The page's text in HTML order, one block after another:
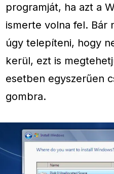
programját, ha azt a
ismerte volna fel. Bár
úgy telepíteni, hogy
kerül, ezt is
esetben egyszerűen
gombra.